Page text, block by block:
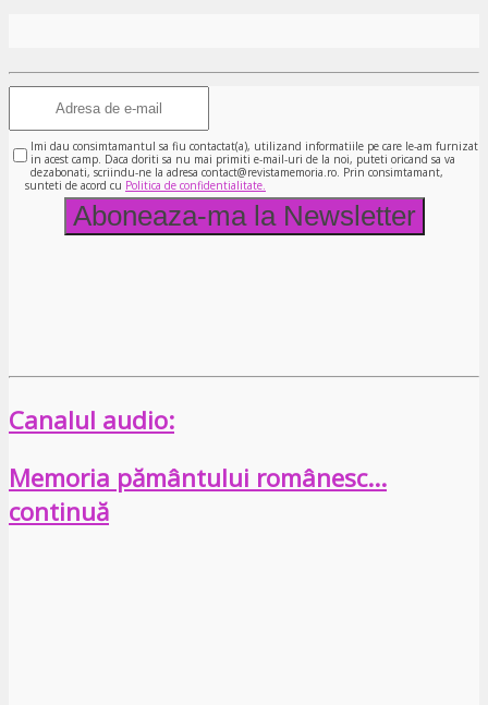
Imi dau consimtamantul sa fiu contactat(a), utilizand informatiile pe care le-am furnizat
in acest camp. Daca doriti sa nu mai primiti e-mail-uri de la noi, puteti oricand sa va
dezabonati, scriindu-ne la adresa contact@revistamemoria.ro. Prin consimtamant,
sunteti de acord cu Politica de confidentialitate.
Canalul audio:
Memoria pământului românesc…
continuă